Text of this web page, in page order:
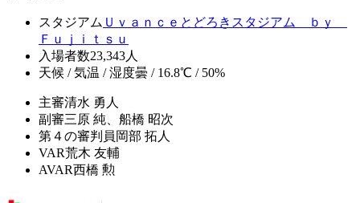
スタジアム Ｕｖａｎｃｅとどろきスタジアム ｂｙ
Ｆｕｊｉｔｓｕ
入場者数23,343人
天候 / 気温 / 湿度曇 / 16.8℃ / 50%
主審清水 勇人
副審三原 純、船橋 昭次
第４の審判員 岡部 拓人
VAR荒木 友輔
AVAR西橋 勲